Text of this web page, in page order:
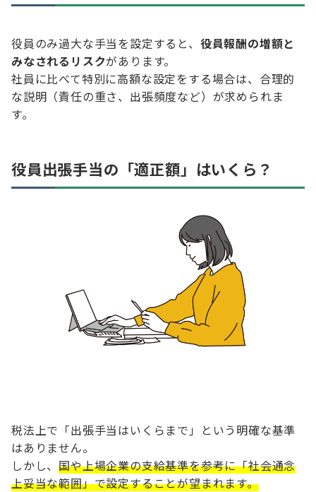
役員のみ過大な手当を設定すると、 役員報酬の増額と
みなされるリスクがあります。
社員に比べて特別に高額な設定をする場合は、合理的
な説明（責任の重さ、出張頻度など）が求められま
す。
役員出張手当の「適正額」はいくら？
税法上で「出張手当はいくらまで」という明確な基準
はありません。
しかし、国や上場企業の支給基準を参考に「社会通念
上妥当な範囲」で設定することが望まれます。